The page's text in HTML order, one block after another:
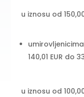
u iznosu od
140,01 EUR do
u iznosu od